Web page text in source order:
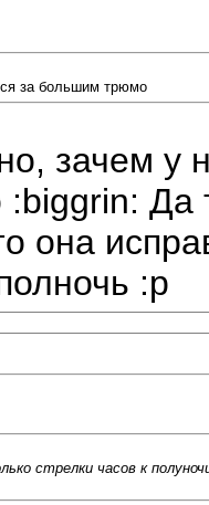
за большим трюмо
зачем у
Да
она
:p
стрелки часов к